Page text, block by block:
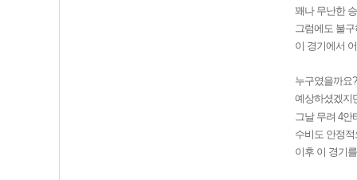
꽤나 무난한
그럼에도 불
이 경기에서
누구였을까요?
예상하셨겠지
그날 무려 4안
수비도 안정
이후 이 경기